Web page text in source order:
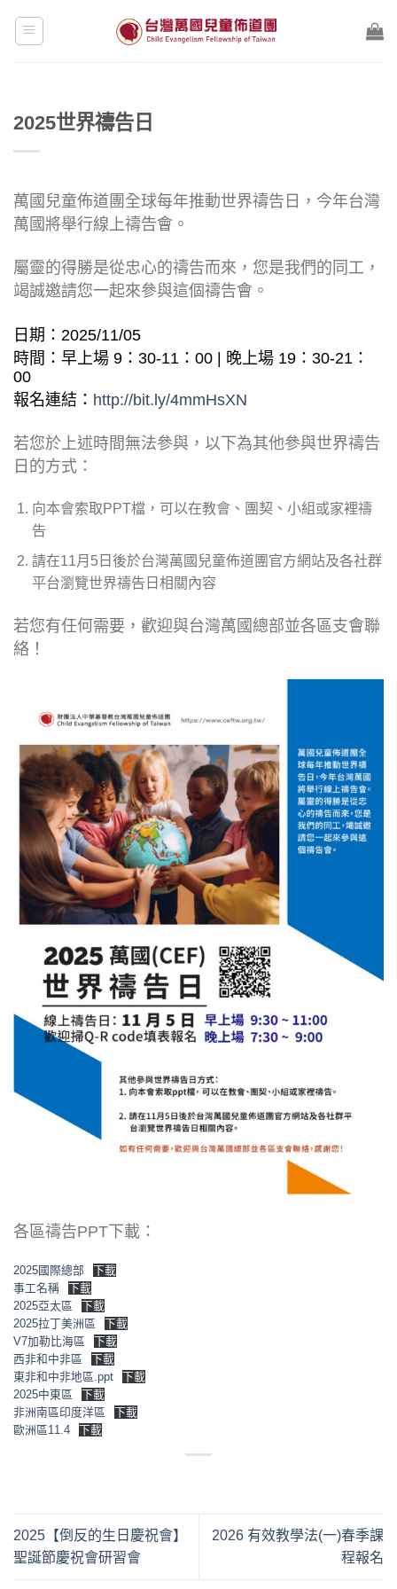
2025世界禱告日
萬國兒童佈道團全球每年推動世界禱告日，今年台灣
萬國將舉行線上禱告會。
屬靈的得勝是從忠心的禱告而來，您是我們的同工，
竭誠邀請您一起來參與這個禱告會。
日期：2025/11/05
時間：早上場 9：30-11：00 | 晚上場 19：30-21：
00
報名連結： http://bit.ly/4mmHsXN
若您於上述時間無法參與，以下為其他參與世界禱告
日的方式：
向本會索取PPT檔，可以在教會、團契、小組或家裡禱
告
請在11月5日後於台灣萬國兒童佈道團官方網站及各社群
平台瀏覽世界禱告日相關內容
若您有任何需要，歡迎與台灣萬國總部並各區支會聯
絡！
各區禱告PPT下載：
2025國際總部
下載
事工名稱
下載
2025亞太區
下載
2025拉丁美洲區
下載
V7加勒比海區
下載
西非和中非區
下載
東非和中非地區.ppt
下載
2025中東區
下載
非洲南區印度洋區
下載
歐洲區11.4
下載
2025【倒反的生日慶祝會】
聖誕節慶祝會研習會
2026 有效教學法(一)春季課
程報名